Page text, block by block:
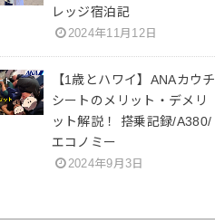
レッジ宿泊記
2024年11月12日
【1歳とハワイ】ANAカウチ
シートのメリット・デメリ
ット解説！ 搭乗記録/A380/
エコノミー
2024年9月3日